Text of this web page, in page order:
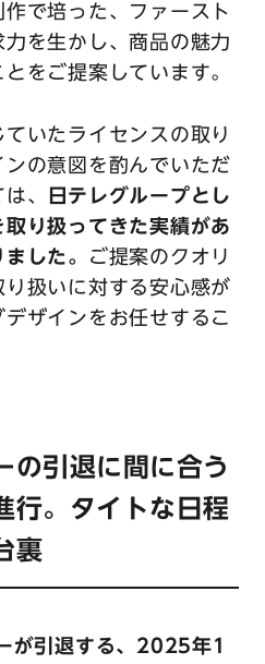
で培った、ファースト
力を生かし、商品の魅力
をご提案しています。
いたライセンスの取り
の意図を酌んでいただ
、
日テレグループとし
り扱ってきた実績があ
した。
ご提案のクオリ
扱いに対する安心感が
ザインをお任せするこ
の引退に間に合う
行。タイトな日程
裏
が引退する、2025年1